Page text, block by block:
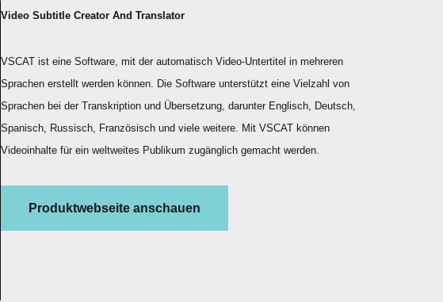
Video Subtitle Creator And Translator
VSCAT ist eine Software, mit der automatisch Video-Untertitel in mehreren
Sprachen erstellt werden können. Die Software unterstützt eine Vielzahl von
Sprachen bei der Transkription und Übersetzung, darunter Englisch, Deutsch,
Spanisch, Russisch, Französisch und viele weitere. Mit VSCAT können
Videoinhalte für ein weltweites Publikum zugänglich gemacht werden.
Produktwebseite anschauen